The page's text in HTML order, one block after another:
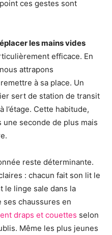
ces gestes sont
les mains vides
efficace. En
attrapons
à sa place. Un
sert de station de transit
l’étage. Cette habitude,
seconde de plus mais
reste déterminante.
: chacun fait son lit le
le linge sale dans la
ses chaussures en
draps et couettes selon
Même les plus jeunes